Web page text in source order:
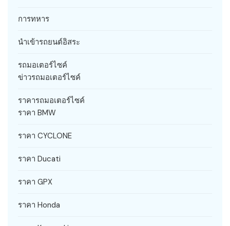
การทหาร
นำเข้ารถยนต์อิสระ
รถมอเตอร์ไซค์
ข่าวรถมอเตอร์ไซค์
ราคารถมอเตอร์ไซค์
ราคา BMW
ราคา CYCLONE
ราคา Ducati
ราคา GPX
ราคา Honda